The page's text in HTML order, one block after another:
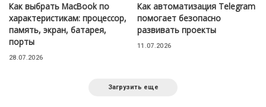
Как выбрать MacBook по
характеристикам: процессор,
память, экран, батарея,
порты
28.07.2026
Как автоматизация Telegram
помогает безопасно
развивать проекты
11.07.2026
Загрузить еще